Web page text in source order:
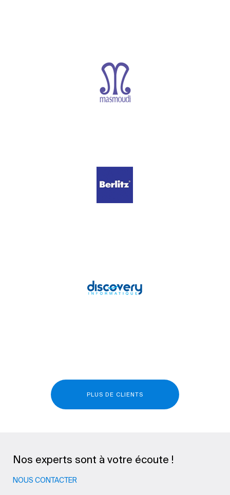
PLUS DE CLIENTS
Nos experts sont à votre écoute !
NOUS CONTACTER